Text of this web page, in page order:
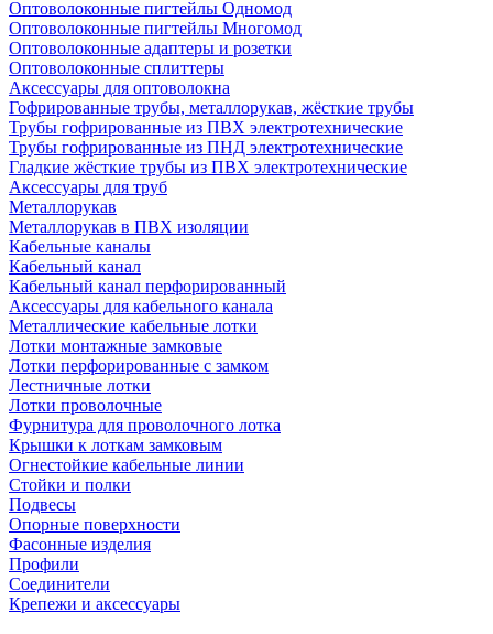
Оптоволоконные пигтейлы Одномод
Оптоволоконные пигтейлы Многомод
Оптоволоконные адаптеры и розетки
Оптоволоконные сплиттеры
Аксессуары для оптоволокна
Гофрированные трубы, металлорукав, жёсткие трубы
Трубы гофрированные из ПВХ электротехнические
Трубы гофрированные из ПНД электротехнические
Гладкие жёсткие трубы из ПВХ электротехнические
Аксессуары для труб
Металлорукав
Металлорукав в ПВХ изоляции
Кабельные каналы
Кабельный канал
Кабельный канал перфорированный
Аксессуары для кабельного канала
Металлические кабельные лотки
Лотки монтажные замковые
Лотки перфорированные с замком
Лестничные лотки
Лотки проволочные
Фурнитура для проволочного лотка
Крышки к лоткам замковым
Огнестойкие кабельные линии
Стойки и полки
Подвесы
Опорные поверхности
Фасонные изделия
Профили
Соединители
Крепежи и аксессуары